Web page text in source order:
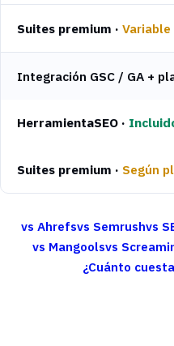
Variable
Integración GSC / GA +
Según
vs Ahrefsvs Semrushvs
vs Mangoolsvs
¿Cuánto